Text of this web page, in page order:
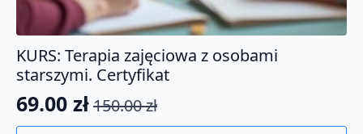
KURS: Terapia zajęciowa z osobami
starszymi. Certyfikat
150.00zł
Pierwotna
69.00 zł
Aktualna